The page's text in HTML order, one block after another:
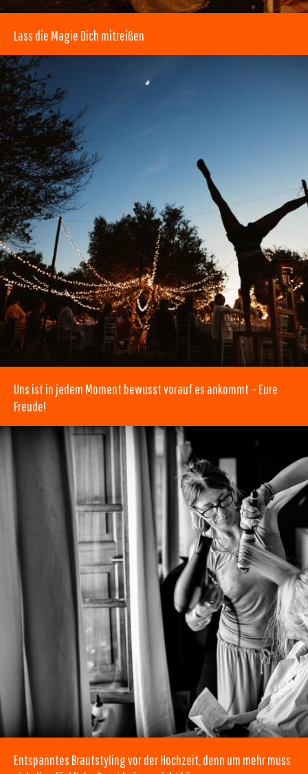
Lass die Magie Dich mitreißen
Uns ist in jedem Moment bewusst vorauf es ankommt – Eure
Freude!
Entspanntes Brautstyling vor der Hochzeit, denn um mehr muss